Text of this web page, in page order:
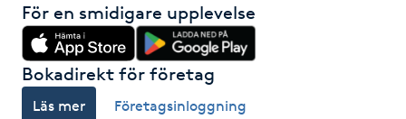
Japansk massage
K18
För en smidigare upplevelse
Bokadirekt för företag
Läs mer Företagsinloggning